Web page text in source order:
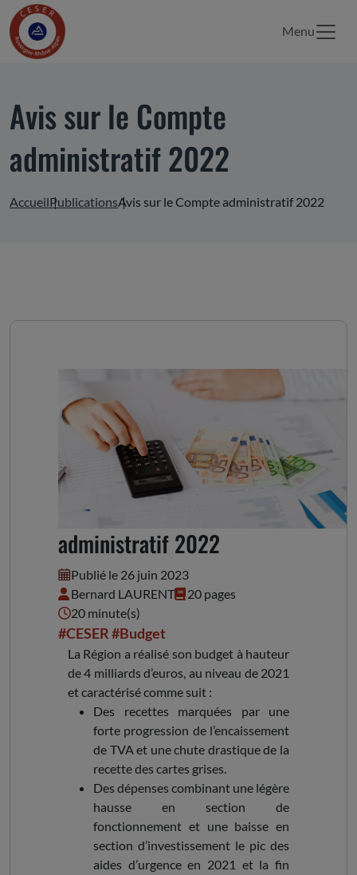
Menu
Avis sur le Compte
administratif 2022
AccueilPublicationsAvis sur le Compte administratif 2022
Avis sur le Compte
administratif 2022
Publié le 26 juin 2023
Bernard LAURENT
20 pages
20 minute(s)
#CESER#Budget
La Région a réalisé son budget à hauteur
de 4 milliards d’euros, au niveau de 2021
et caractérisé comme suit :
Des recettes marquées par une
forte progression de l’encaissement
de TVA et une chute drastique de la
recette des cartes grises.
Des dépenses combinant une légère
hausse en section de
fonctionnement et une baisse en
section d’investissement le pic des
aides d’urgence en 2021 et la fin